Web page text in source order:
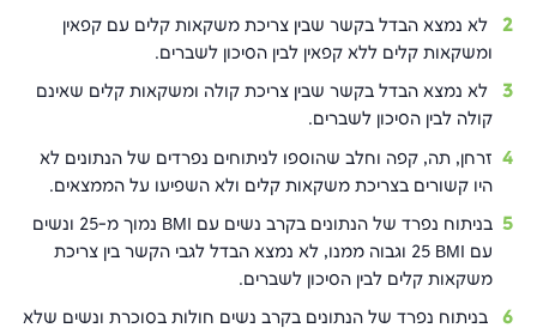
לא נמצא הבדל בקשר שבין צריכת משקאות קלים עם קפאין
ומשקאות קלים ללא קפאין לבין הסיכון לשברים.
לא נמצא הבדל בקשר שבין צריכת קולה ומשקאות קלים שאינם
קולה לבין הסיכון לשברים.
זרחן, תה, קפה וחלב שהוספו לניתוחים נפרדים של הנתונים לא
היו קשורים בצריכת משקאות קלים ולא השפיעו על הממצאים.
בניתוח נפרד של הנתונים בקרב נשים עם BMI
נמוך מ-25 ונשים
עם
BMI
25 וגבוה ממנו, לא נמצא הבדל לגבי הקשר בין צריכת
משקאות קלים לבין הסיכון לשברים.
בניתוח נפרד של הנתונים בקרב נשים חולות בסוכרת ונשים שלא